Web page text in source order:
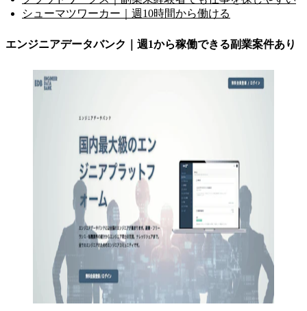
シューマツワーカー｜週10時間から働ける
エンジニアデータバンク｜週1から稼働できる副業案件あり